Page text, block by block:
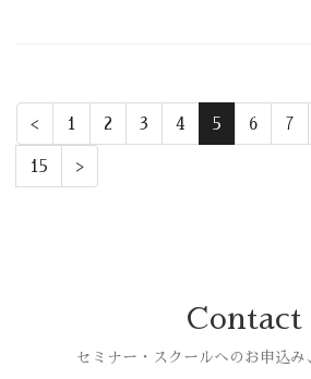
< 1 2 3 4 5 6 7
15 >
Contact
セミナー・スクールへのお申込み